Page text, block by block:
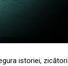
istoriei, zicători